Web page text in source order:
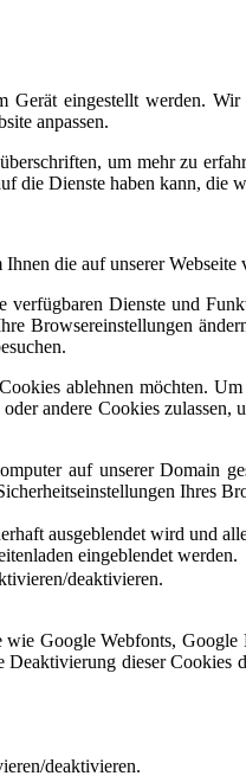
eingestellt werden.
anpassen.
um mehr zu
die Dienste haben kann, die
die auf unserer
verfügbaren Dienste und
Browsereinstellungen
ablehnen möchten.
andere Cookies
auf unserer Domain
Ihres
ausgeblendet wird und
eingeblendet werden.
deaktivieren.
Google Webfonts,
Deaktivierung dieser
deaktivieren.